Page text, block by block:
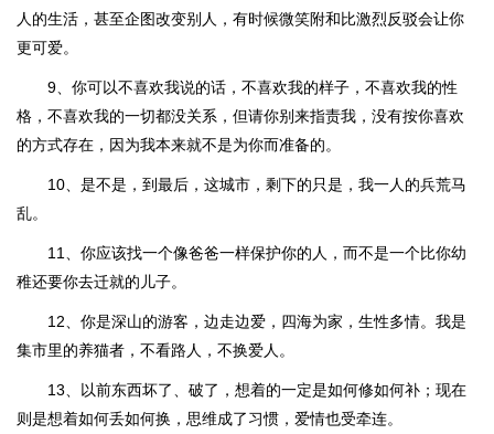
人的生活，甚至企图改变别人，有时候微笑附和比激烈反驳会让你
更可爱。
9、你可以不喜欢我说的话，不喜欢我的样子，不喜欢我的性
格，不喜欢我的一切都没关系，但请你别来指责我，没有按你喜欢
的方式存在，因为我本来就不是为你而准备的。
10、是不是，到最后，这城市，剩下的只是，我一人的兵荒马
乱。
11、你应该找一个像爸爸一样保护你的人，而不是一个比你幼
稚还要你去迁就的儿子。
12、你是深山的游客，边走边爱，四海为家，生性多情。我是
集市里的养猫者，不看路人，不换爱人。
13、以前东西坏了、破了，想着的一定是如何修如何补；现在
则是想着如何丢如何换，思维成了习惯，爱情也受牵连。